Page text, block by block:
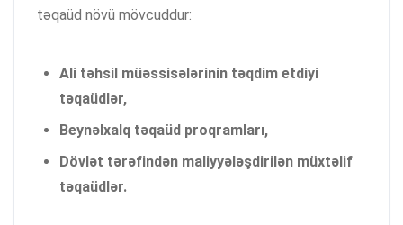
təqaüd növü mövcuddur:
Ali təhsil müəssisələrinin təqdim etdiyi
təqaüdlər,
Beynəlxalq təqaüd proqramları,
Dövlət tərəfindən maliyyələşdirilən müxtəlif
təqaüdlər.